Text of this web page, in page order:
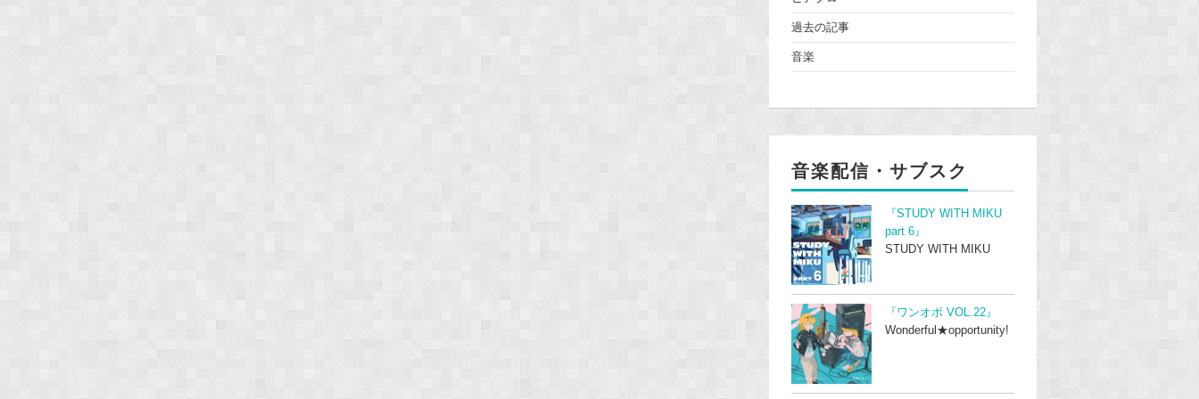
過去の記事
音楽
音楽配信・サブスク
『STUDY WITH MIKU
part 6』
STUDY WITH MIKU
『ワンオポ VOL.22』
Wonderful★opportunity!